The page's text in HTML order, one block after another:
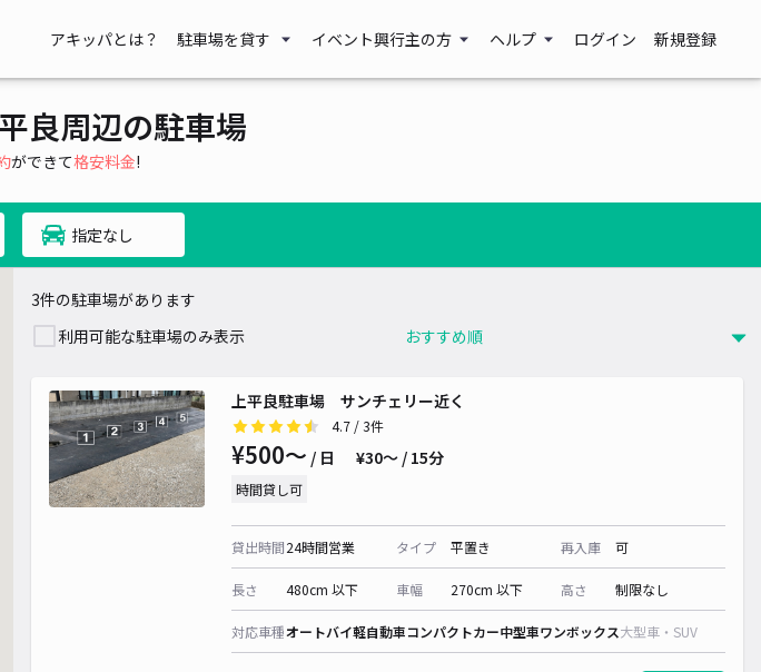
アキッパとは？ 駐車場を貸す イベント興行主の方 ヘルプ ログイン 新規登録
良周辺の駐車場
ができて格安料金!
指定なし
3件の駐車場があります
利用可能な駐車場のみ表示
上平良駐車場 サンチェリー近く
4.7 / 3件
¥500〜 / 日 ¥30〜 / 15分
時間貸し可
貸出時間24時間営業 タイプ 平置き 再入庫 可
長さ 480cm 以下 車幅 270cm 以下 高さ 制限なし
対応車種オートバイ軽自動車コンパクトカー中型車ワンボックス大型車・SUV